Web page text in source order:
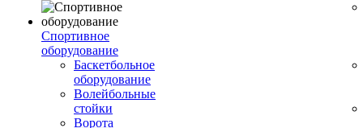
Спортивное
оборудование
Баскетбольное
оборудование
Волейбольные
стойки
Ворота